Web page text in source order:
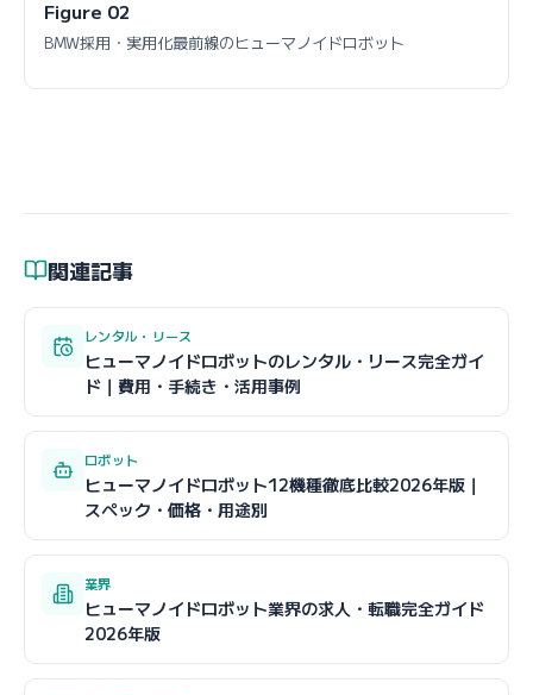
Figure 02
BMW採用・実用化最前線のヒューマノイドロボット
関連記事
レンタル・リース
ヒューマノイドロボットのレンタル・リース完全ガイ
ド｜費用・手続き・活用事例
ロボット
ヒューマノイドロボット12機種徹底比較2026年版｜
スペック・価格・用途別
業界
ヒューマノイドロボット業界の求人・転職完全ガイド
2026年版